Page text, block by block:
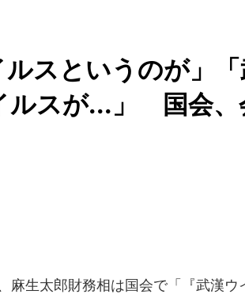
スというのが」
ルスが...」 国会、
麻生太郎財務相は国会で「『武漢ウ